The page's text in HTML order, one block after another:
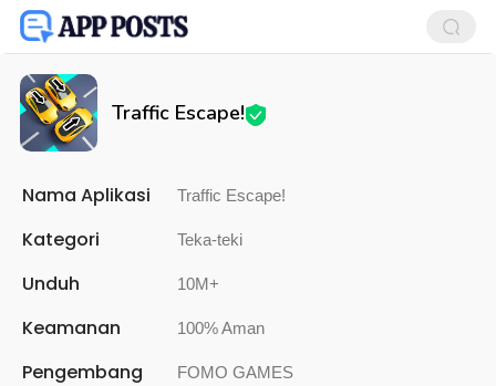
Traffic Escape!
Nama Aplikasi Traffic Escape!
Kategori Teka-teki
Unduh 10M+
Keamanan 100% Aman
Pengembang FOMO GAMES